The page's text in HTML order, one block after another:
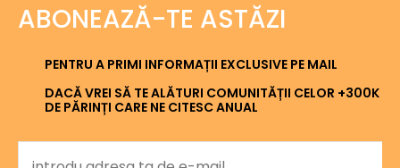
ABONEAZĂ-TE ASTĂZI
PENTRU A PRIMI INFORMAȚII EXCLUSIVE PE MAIL
DACĂ VREI SĂ TE ALĂTURI COMUNITĂȚII CELOR +300K
DE PĂRINȚI CARE NE CITESC ANUAL